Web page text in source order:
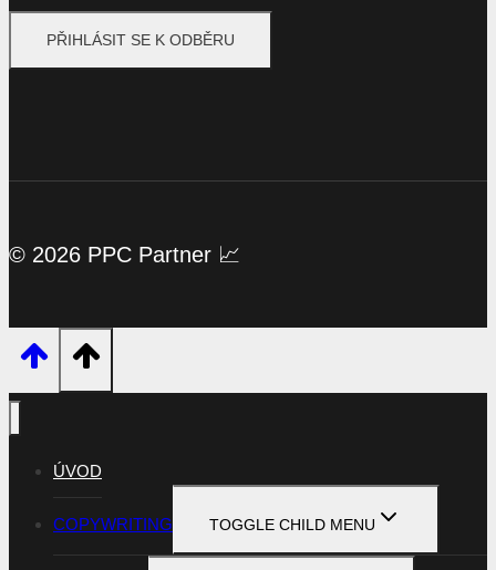
© 2026 PPC Partner 📈
ÚVOD
COPYWRITING TOGGLE CHILD MENU